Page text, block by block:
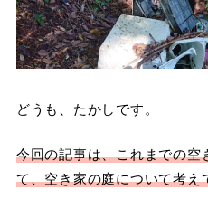
どうも、たかしです。
今回の記事は、これまでの
て、空き家の庭について考